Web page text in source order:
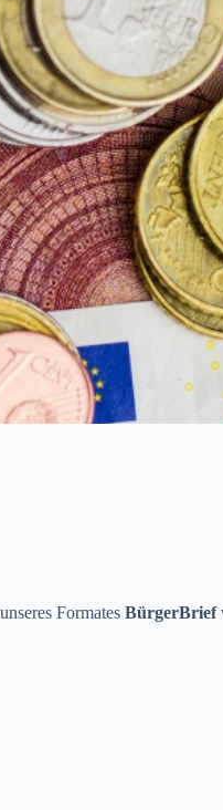
Formates BürgerBrief